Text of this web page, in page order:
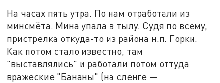
На часах пять утра. По нам отработали из
миномёта. Мина упала в тылу. Судя по всему,
пристрелка откуда-то из района н.п. Горки.
Как потом стало известно, там
"выставлялись" и работали потом оттуда
вражеские "Бананы" (на сленге —